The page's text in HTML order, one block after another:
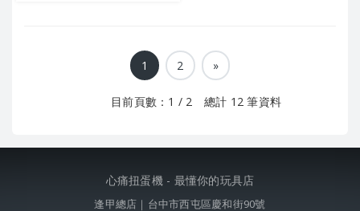
1 2 »
目前頁數：1 / 2 總計 12 筆資料
心痛扭蛋機 - 最懂你的玩具店
逢甲總店｜台中市西屯區慶和街90號